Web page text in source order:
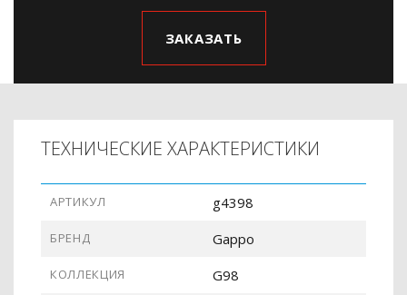
ЗАКАЗАТЬ
ТЕХНИЧЕСКИЕ ХАРАКТЕРИСТИКИ
АРТИКУЛ g4398
БРЕНД Gappo
КОЛЛЕКЦИЯ G98